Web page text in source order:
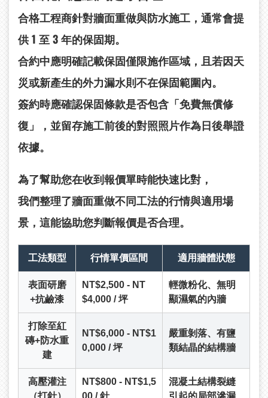
合格工程商針對牆面重做與防水施工，通常會提
供 1 至 3 年的保固期。
合約中應明確記載保固僅限施作區域，且若因天
災或新產生的外力漏水則不在保固範圍內。
簽約時應確認保固條款是否包含「免費無償修
復」，並留存施工前後的對照照片作為日後舉證
依據。
為了幫助您在收到報價單時能快速比對，
我們整理了牆面重做不同工法的行情與適用場
景，這能協助您判斷報價是否合理。
工法類型 行情單價區間 適用牆體狀態
表面研磨
+抗鹼漆
NT$2,500 - NT
$4,000 / 坪
輕微粉化、無明
顯濕氣的內牆
打除至紅
磚+防水重
建
NT$6,000 - NT$1
0,000 / 坪
嚴重剝落、有鹽
類結晶的結構牆
高壓灌注
NT$800 - NT$1,5
混凝土結構裂縫